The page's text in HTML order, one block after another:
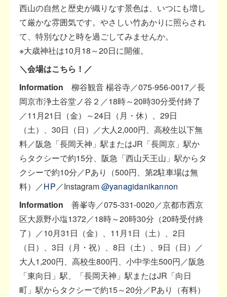
西山の自然と歴史が織りなす景色は、いつにも増し
て厳かな雰囲気です。やさしい竹あかりに照らされ
て、特別なひと時を過ごしてみませんか。
※大歳神社は10月18～20日に開催。
＼会場はこちら！／
Information 柳谷観音 楊谷寺／075-956-0017／長
岡京市浄土谷堂ノ谷２／18時～20時30分受付終了
／11月21日（金）～24日（月・休）、29日
（土）、30日（日）／大人2,000円、高校生以下無
料／阪急「長岡天神」駅またはJR「長岡京」駅か
らタクシーで約15分、阪急「西山天王山」駅からタ
クシーで約10分／Pあり（500円、第2駐車場は無
料）／HP／Instagram@yanagidanikannon
Information 善峯寺／075-331-0020／京都市西京
区大原野小塩1372／18時～20時30分（20時受付終
了）／10月31日（金）、11月1日（土）、2日
（日）、3日（月・祝）、8日（土）、9日（日）／
大人1,200円、高校生800円、小中学生500円／阪急
「東向日」駅、「長岡天神」駅またはJR「向日
町」駅からタクシーで約15～20分／Pあり（有料）